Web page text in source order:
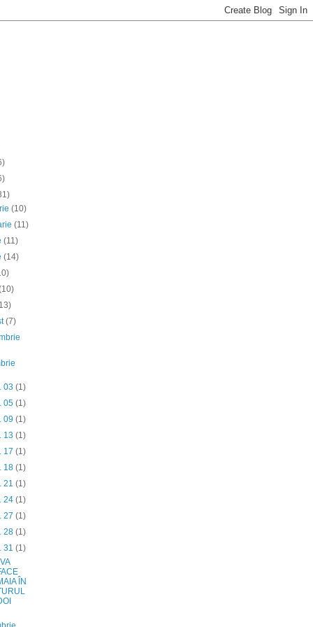
(10)
(11)
(11)
(14)
(7)
03 (1)
05 (1)
09 (1)
13 (1)
17 (1)
18 (1)
21 (1)
24 (1)
27 (1)
28 (1)
31 (1)
ÎN